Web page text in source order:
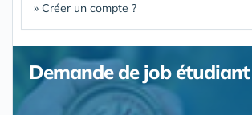
» Créer un compte ?
Demande de job étudiant